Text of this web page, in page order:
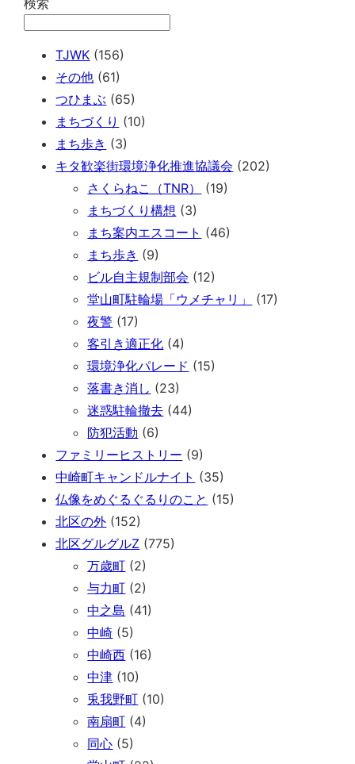
検索
TJWK (156)
その他 (61)
つひまぶ (65)
まちづくり (10)
まち歩き (3)
キタ歓楽街環境浄化推進協議会 (202)
さくらねこ（TNR）
(19)
まちづくり構想 (3)
まち案内エスコート (46)
まち歩き (9)
ビル自主規制部会 (12)
堂山町駐輪場「ウメチャリ」
(17)
夜警 (17)
客引き適正化 (4)
環境浄化パレード (15)
落書き消し (23)
迷惑駐輪撤去 (44)
防犯活動 (6)
ファミリーヒストリー (9)
中崎町キャンドルナイト (35)
仏像をめぐるぐるりのこと (15)
北区の外 (152)
北区グルグルZ (775)
万歳町 (2)
与力町 (2)
中之島 (41)
中崎 (5)
中崎西 (16)
中津 (10)
兎我野町 (10)
南扇町 (4)
同心 (5)